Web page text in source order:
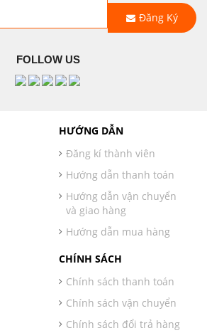
Đăng Ký
FOLLOW US
HƯỚNG DẪN
Đăng kí thành viên
Hướng dẫn thanh toán
Hướng dẫn vận chuyển
và giao hàng
Hướng dẫn mua hàng
CHÍNH SÁCH
Chính sách thanh toán
Chính sách vận chuyển
Chính sách đổi trả hàng